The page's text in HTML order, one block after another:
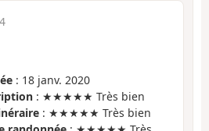
: 18 janv. 2020
: ★★★★★ Très bien
: ★★★★★ Très bien